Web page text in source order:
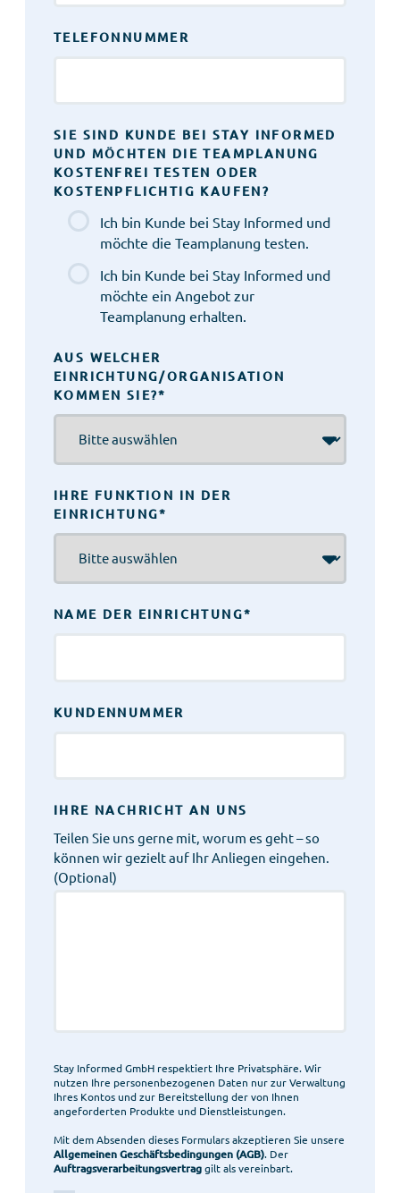
TELEFONNUMMER
SIE SIND KUNDE BEI STAY INFORMED
UND MÖCHTEN DIE TEAMPLANUNG
KOSTENFREI TESTEN ODER
KOSTENPFLICHTIG KAUFEN?
Ich bin Kunde bei Stay Informed und
möchte die Teamplanung testen.
Ich bin Kunde bei Stay Informed und
möchte ein Angebot zur
Teamplanung erhalten.
AUS WELCHER
EINRICHTUNG/ORGANISATION
KOMMEN SIE?*
IHRE FUNKTION IN DER
EINRICHTUNG*
NAME DER EINRICHTUNG*
KUNDENNUMMER
IHRE NACHRICHT AN UNS
Teilen Sie uns gerne mit, worum es geht – so
können wir gezielt auf Ihr Anliegen eingehen.
(Optional)
Stay Informed GmbH respektiert Ihre Privatsphäre. Wir
nutzen Ihre personenbezogenen Daten nur zur Verwaltung
Ihres Kontos und zur Bereitstellung der von Ihnen
angeforderten Produkte und Dienstleistungen.
Mit dem Absenden dieses Formulars akzeptieren Sie unsere
Allgemeinen Geschäftsbedingungen (AGB). Der
Auftragsverarbeitungsvertrag gilt als vereinbart.